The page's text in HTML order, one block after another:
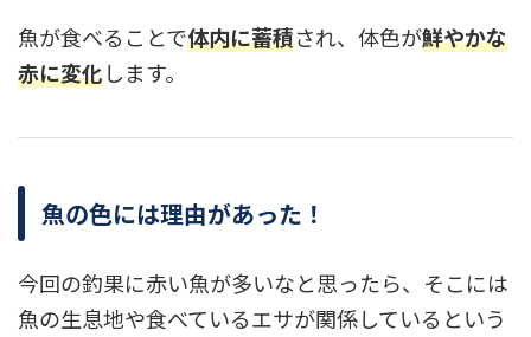
魚が食べることで体内に蓄積され、体色が鮮やかな
赤に変化します。
魚の色には理由があった！
今回の釣果に赤い魚が多いなと思ったら、そこには
魚の生息地や食べているエサが関係しているという